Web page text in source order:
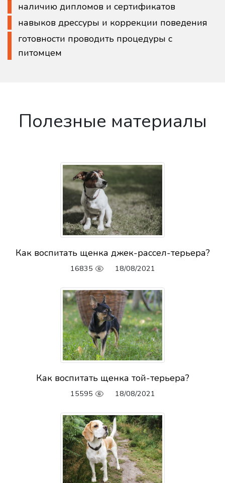
наличию дипломов и сертификатов
навыков дрессуры и коррекции поведения
готовности проводить процедуры с
питомцем
Полезные материалы
Как воспитать щенка джек-рассел-терьера?
16835 18/08/2021
Как воспитать щенка той-терьера?
15595 18/08/2021